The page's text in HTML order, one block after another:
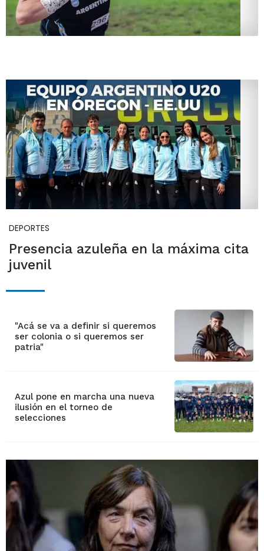
DEPORTES
Presencia azuleña en la máxima cita
juvenil
"Acá se va a definir si queremos
ser colonia o si queremos ser
patria"
Azul pone en marcha una nueva
ilusión en el torneo de
selecciones